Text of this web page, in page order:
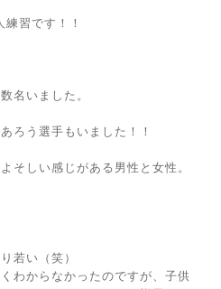
習です！！
名いました。
ろう選手もいました！！
そしい感じがある男性と女性。
若い（笑）
わからなかったのですが、子供